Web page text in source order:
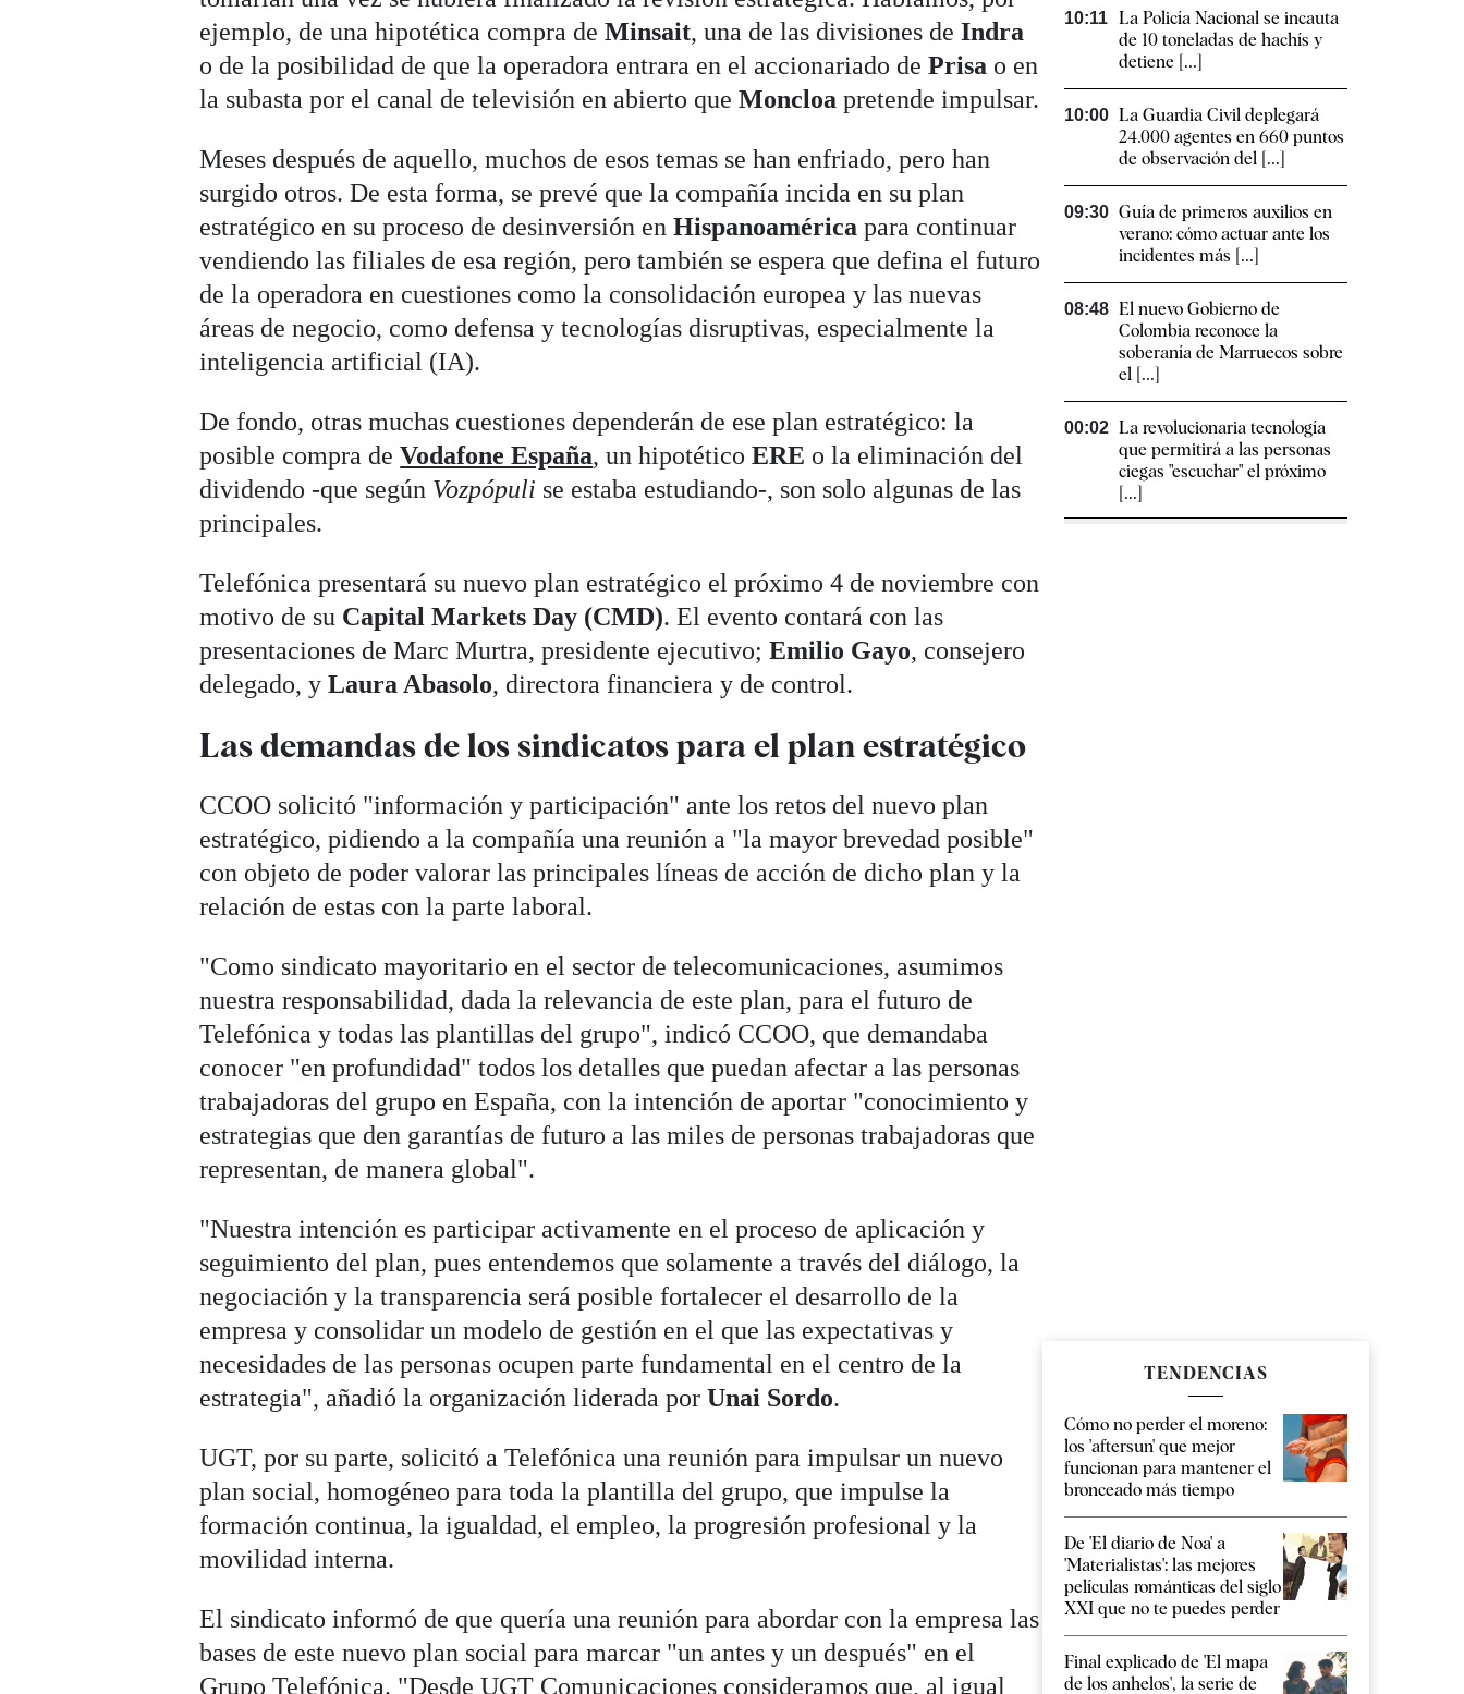
ejemplo, de una hipotética compra deMinsait, una de las divisiones deIndra
o de la posibilidad de que la operadora entrara en el accionariado dePrisa o en
la subasta por el canal de televisión en abierto queMoncloapretende impulsar.
Meses después de aquello, muchos de esos temas se han enfriado, pero han
surgido otros. De esta forma, se prevé que la compañía incida en su plan
estratégico en su proceso de desinversión enHispanoaméricapara continuar
vendiendo las filiales de esa región, pero también se espera que defina el futuro
de la operadora en cuestiones como la consolidación europea y las nuevas
áreas de negocio, como defensa y tecnologías disruptivas, especialmente la
inteligencia artificial (IA).
De fondo, otras muchas cuestiones dependerán de ese plan estratégico: la
posible compra deVodafone España, un hipotéticoERE o la eliminación del
dividendo -que según Vozpópuli se estaba estudiando-, son solo algunas de las
principales.
Telefónica presentará su nuevo plan estratégico el próximo 4 de noviembre con
motivo de su Capital Markets Day (CMD). El evento contará con las
presentaciones de Marc Murtra, presidente ejecutivo;Emilio Gayo, consejero
delegado, yLaura Abasolo, directora financiera y de control.
Las demandas de los sindicatos para el plan estratégico
CCOO solicitó "información y participación" ante los retos del nuevo plan
estratégico, pidiendo a la compañía una reunión a "la mayor brevedad posible"
con objeto de poder valorar las principales líneas de acción de dicho plan y la
relación de estas con la parte laboral.
"Como sindicato mayoritario en el sector de telecomunicaciones, asumimos
nuestra responsabilidad, dada la relevancia de este plan, para el futuro de
Telefónica y todas las plantillas del grupo", indicó CCOO, que demandaba
conocer "en profundidad" todos los detalles que puedan afectar a las personas
trabajadoras del grupo en España, con la intención de aportar "conocimiento y
estrategias que den garantías de futuro a las miles de personas trabajadoras que
representan, de manera global".
"Nuestra intención es participar activamente en el proceso de aplicación y
seguimiento del plan, pues entendemos que solamente a través del diálogo, la
negociación y la transparencia será posible fortalecer el desarrollo de la
empresa y consolidar un modelo de gestión en el que las expectativas y
necesidades de las personas ocupen parte fundamental en el centro de la
estrategia", añadió la organización liderada porUnai Sordo.
UGT, por su parte, solicitó a Telefónica una reunión para impulsar un nuevo
plan social, homogéneo para toda la plantilla del grupo, que impulse la
formación continua, la igualdad, el empleo, la progresión profesional y la
movilidad interna.
El sindicato informó de que quería una reunión para abordar con la empresa las
bases de este nuevo plan social para marcar "un antes y un después" en el
Grupo Telefónica. "Desde UGT Comunicaciones consideramos que, al igual
10:11 La Policía Nacional se incauta
de 10 toneladas de hachís y
detiene [...]
10:00 La Guardia Civil deplegará
24.000 agentes en 660 puntos
de observación del [...]
09:30 Guía de primeros auxilios en
verano: cómo actuar ante los
incidentes más [...]
08:48 El nuevo Gobierno de
Colombia reconoce la
soberanía de Marruecos sobre
el [...]
00:02 La revolucionaria tecnología
que permitirá a las personas
ciegas "escuchar" el próximo
[...]
TENDENCIAS
Cómo no perder el moreno:
los 'aftersun' que mejor
funcionan para mantener el
bronceado más tiempo
De 'El diario de Noa' a
'Materialistas': las mejores
películas románticas del siglo
XXI que no te puedes perder
Final explicado de 'El mapa
de los anhelos', la serie de